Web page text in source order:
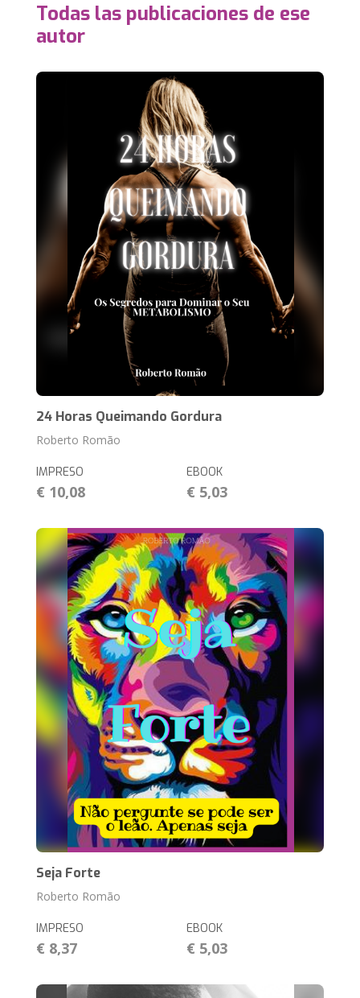
Todas las publicaciones de ese
autor
24 Horas Queimando Gordura
Roberto Romão
IMPRESO
€ 10,08
EBOOK
€ 5,03
Seja Forte
Roberto Romão
IMPRESO
€ 8,37
EBOOK
€ 5,03